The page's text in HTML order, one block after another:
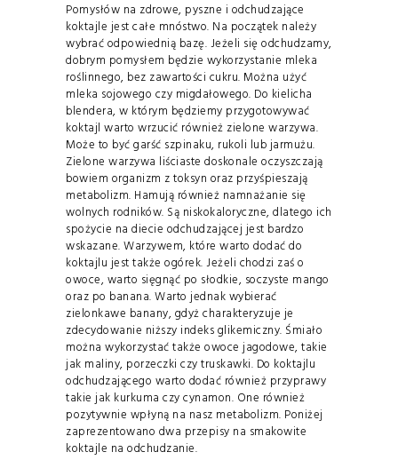
Pomysłów na zdrowe, pyszne i odchudzające
koktajle jest całe mnóstwo. Na początek należy
wybrać odpowiednią bazę. Jeżeli się odchudzamy,
dobrym pomysłem będzie wykorzystanie mleka
roślinnego, bez zawartości cukru. Można użyć
mleka sojowego czy migdałowego. Do kielicha
blendera, w którym będziemy przygotowywać
koktajl warto wrzucić również zielone warzywa.
Może to być garść szpinaku, rukoli lub jarmużu.
Zielone warzywa liściaste doskonale oczyszczają
bowiem organizm z toksyn oraz przyśpieszają
metabolizm. Hamują również namnażanie się
wolnych rodników. Są niskokaloryczne, dlatego ich
spożycie na diecie odchudzającej jest bardzo
wskazane. Warzywem, które warto dodać do
koktajlu jest także ogórek. Jeżeli chodzi zaś o
owoce, warto sięgnąć po słodkie, soczyste mango
oraz po banana. Warto jednak wybierać
zielonkawe banany, gdyż charakteryzuje je
zdecydowanie niższy indeks glikemiczny. Śmiało
można wykorzystać także owoce jagodowe, takie
jak maliny, porzeczki czy truskawki. Do koktajlu
odchudzającego warto dodać również przyprawy
takie jak kurkuma czy cynamon. One również
pozytywnie wpłyną na nasz metabolizm. Poniżej
zaprezentowano dwa przepisy na smakowite
koktajle na odchudzanie.